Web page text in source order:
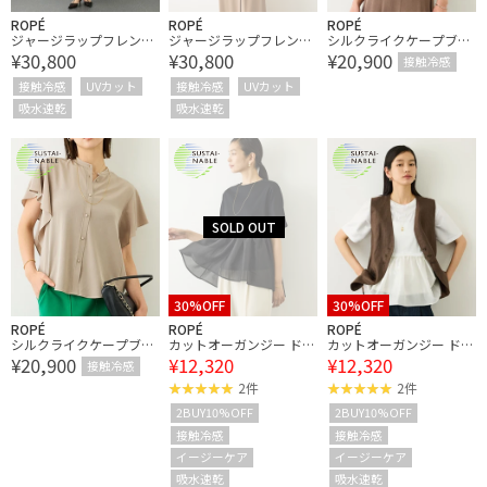
ROPÉ
ジャージラップフレンチ
スリーブワンピース/UV
カット・接触冷感・吸水
速乾・イージーケア
¥30,800
接触冷感
UVカット
吸水速乾
ROPÉ
ジャージラップフレンチ
スリーブワンピース/UV
カット・接触冷感・吸水
速乾・イージーケア
¥30,800
接触冷感
UVカット
吸水速乾
ROPÉ
シルクライクケープブラ
ウス/接触冷感・吸水速
乾・シワ防止・セットア
¥20,900 接触冷感
ROPÉ
シルクライクケープブラ
ウス/接触冷感・吸水速
乾・シワ防止・セットア
¥20,900 接触冷感
30%OFF
ROPÉ
カットオーガンジー ドッ
キングペプラムカットソ
ー/接触冷感・汗染み防
止加工・吸水速乾・イー
ジーケア
¥12,320
2件
2BUY10%OFF
接触冷感
イージーケア
吸水速乾
30%OFF
ROPÉ
カットオーガンジー ドッ
キングペプラムカットソ
ー/接触冷感・汗染み防
止加工・吸水速乾・イー
ジーケア
¥12,320
2件
2BUY10%OFF
接触冷感
イージーケア
吸水速乾